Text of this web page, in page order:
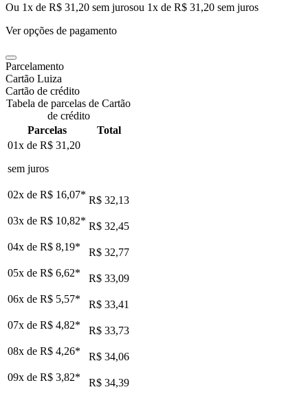
Ou 1x de R$ 31,20 sem jurosou 1x de R$ 31,20 sem juros
Ver opções de pagamento
Parcelamento
Cartão Luiza
Cartão de crédito
Tabela de parcelas de Cartão
de crédito
Parcelas
Total
01x de R$ 31,20
sem juros
02x de R$ 16,07* R$ 32,13
03x de R$ 10,82* R$ 32,45
04x de R$ 8,19*
R$ 32,77
05x de R$ 6,62*
R$ 33,09
06x de R$ 5,57*
R$ 33,41
07x de R$ 4,82*
R$ 33,73
08x de R$ 4,26*
R$ 34,06
09x de R$ 3,82*
R$ 34,39